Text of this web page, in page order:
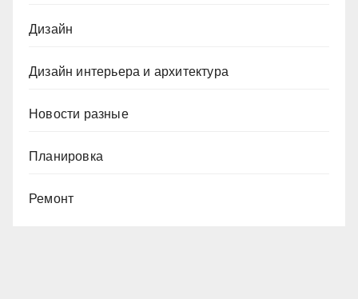
Дизайн
Дизайн интерьера и архитектура
Новости разные
Планировка
Ремонт